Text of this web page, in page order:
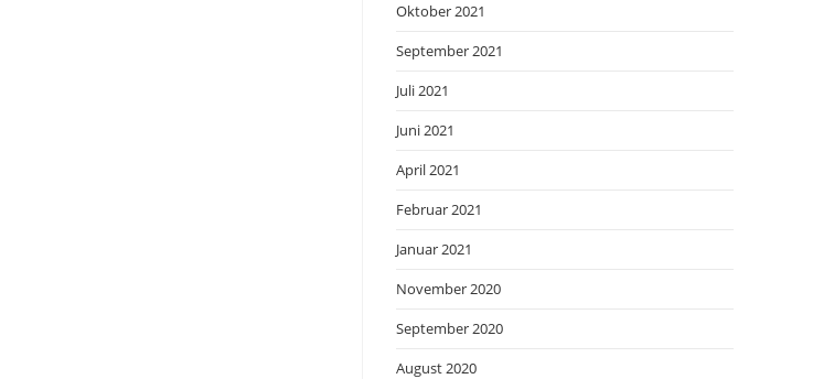
Oktober 2021
September 2021
Juli 2021
Juni 2021
April 2021
Februar 2021
Januar 2021
November 2020
September 2020
August 2020